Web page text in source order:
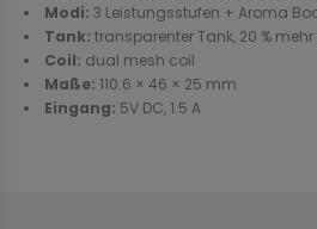
Modi: 3 Leistungsstufen + Aroma
Tank: transparenter Tank, 20 % mehr
Coil: dual mesh coil
Maße: 110.6 × 46 × 25 mm
Eingang: 5V DC, 1.5 A